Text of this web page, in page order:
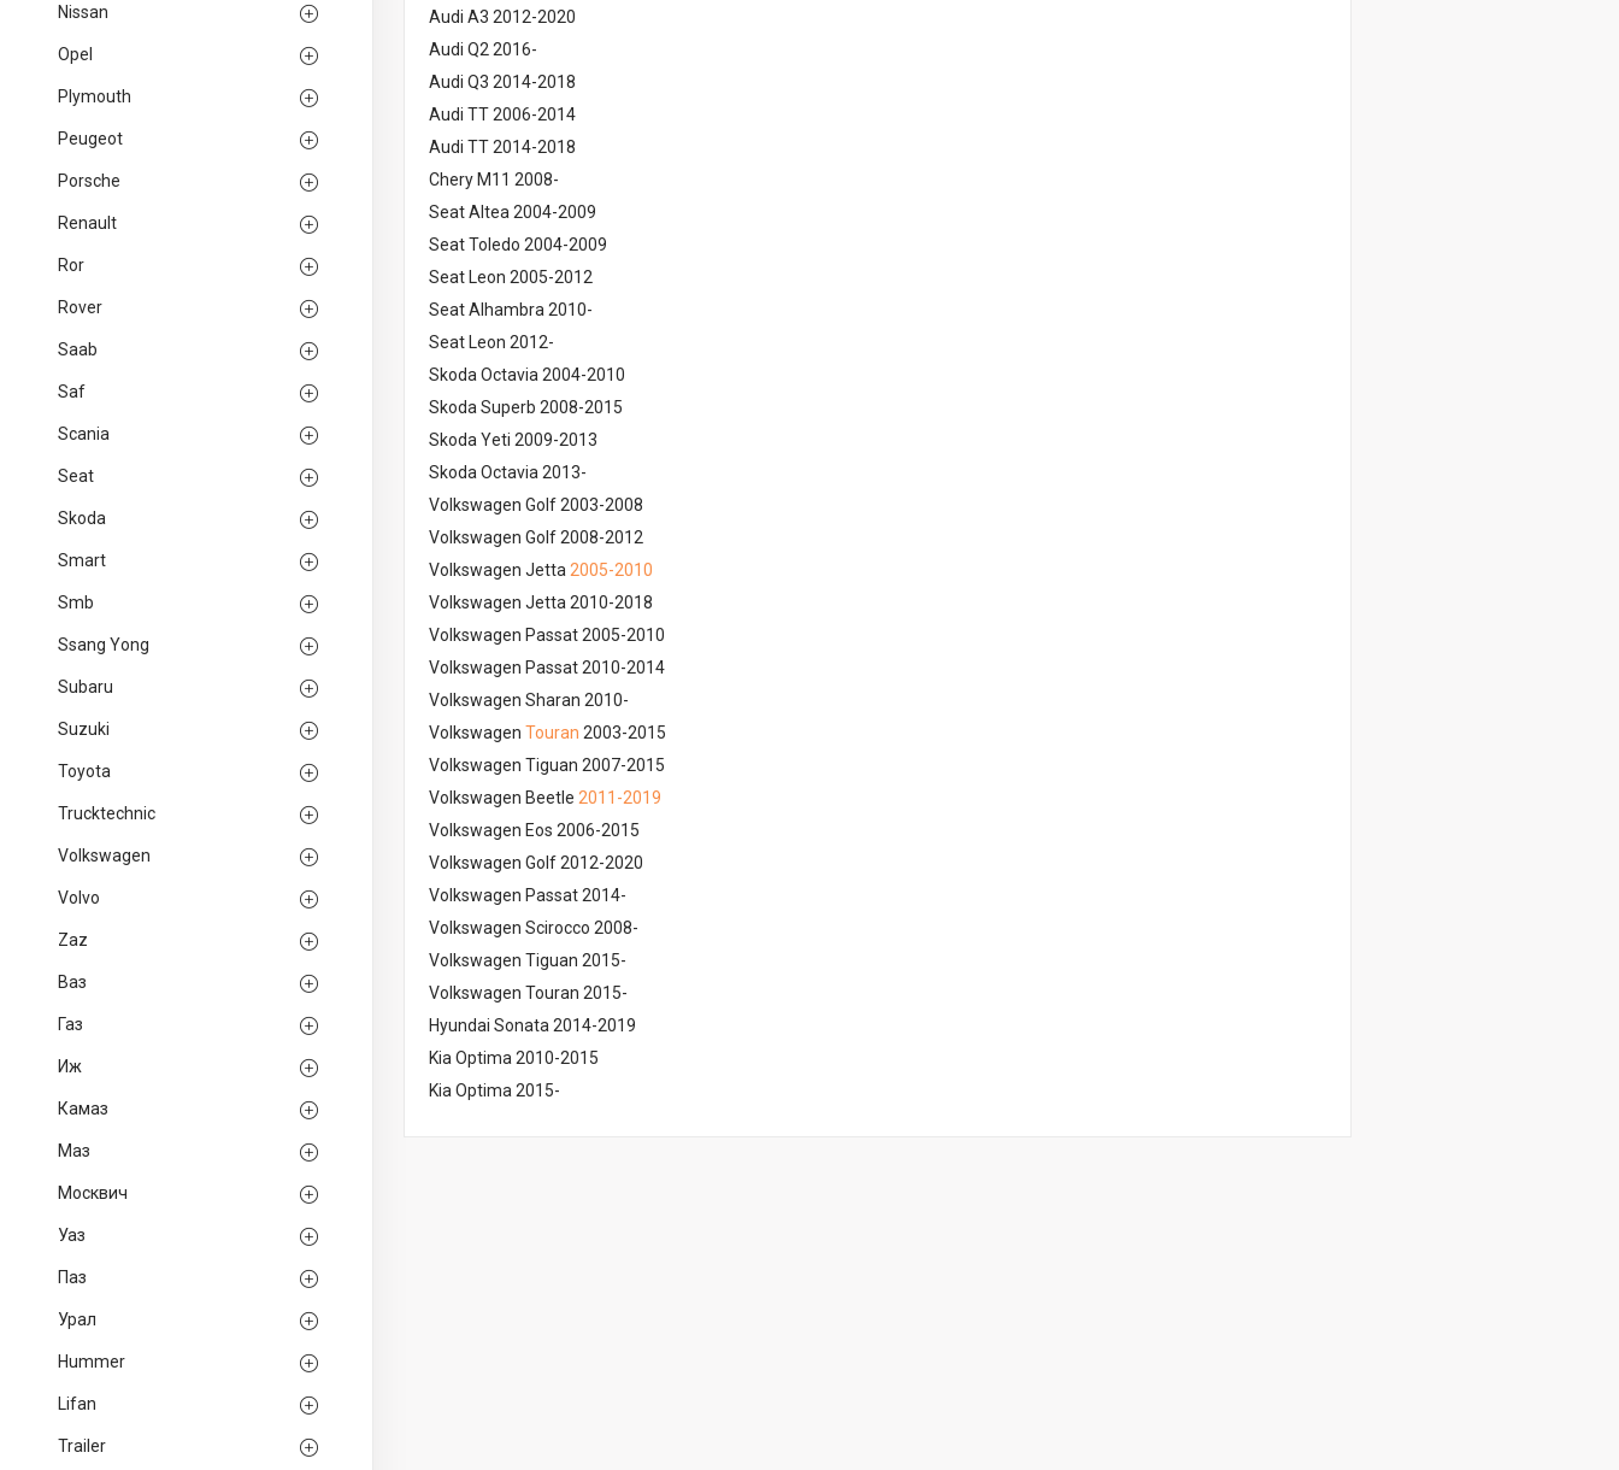
Nissan
Opel
Plymouth
Peugeot
Porsche
Renault
Ror
Rover
Saab
Saf
Scania
Seat
Skoda
Smart
Smb
Ssang Yong
Subaru
Suzuki
Toyota
Trucktechnic
Volkswagen
Volvo
Zaz
Ваз
Газ
Иж
Камаз
Маз
Москвич
Уаз
Паз
Урал
Hummer
Lifan
Trailer
Audi A3 2012-2020
Audi Q2 2016-
Audi Q3 2014-2018
Audi TT 2006-2014
Audi TT 2014-2018
Chery M11 2008-
Seat Altea 2004-2009
Seat Toledo 2004-2009
Seat Leon 2005-2012
Seat Alhambra 2010-
Seat Leon 2012-
Skoda Octavia 2004-2010
Skoda Superb 2008-2015
Skoda Yeti 2009-2013
Skoda Octavia 2013-
Volkswagen Golf 2003-2008
Volkswagen Golf 2008-2012
Volkswagen Jetta 2005-2010
Volkswagen Jetta 2010-2018
Volkswagen Passat 2005-2010
Volkswagen Passat 2010-2014
Volkswagen Sharan 2010-
Volkswagen Touran 2003-2015
Volkswagen Tiguan 2007-2015
Volkswagen Beetle 2011-2019
Volkswagen Eos 2006-2015
Volkswagen Golf 2012-2020
Volkswagen Passat 2014-
Volkswagen Scirocco 2008-
Volkswagen Tiguan 2015-
Volkswagen Touran 2015-
Hyundai Sonata 2014-2019
Kia Optima 2010-2015
Kia Optima 2015-